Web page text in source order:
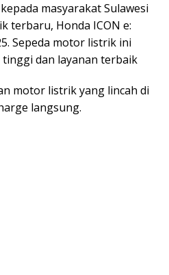
masyarakat Sulawesi
terbaru, Honda ICON e:
Sepeda motor listrik ini
dan layanan terbaik
motor listrik yang lincah di
langsung.